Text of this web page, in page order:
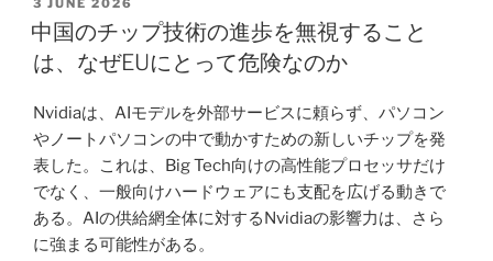
能
性
が
る”
め
る
「技
依
存」”
て
地
政
学
的
な
道
具
と
ON
中国のチップ技術の進歩を無視すること
は、なぜEUにとって危険なのか
Nvidiaは、AIモデルを外部サービスに頼らず、パソコン
やノートパソコンの中で動かすための新しいチップを発
表した。これは、Big Tech向けの高性能プロセッサだけ
でなく、一般向けハードウェアにも支配を広げる動きで
ある。AIの供給網全体に対するNvidiaの影響力は、さら
に強まる可能性がある。